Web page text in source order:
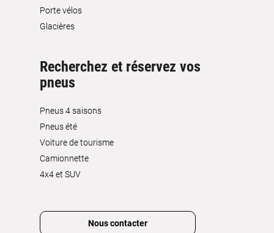
Porte vélos
Glacières
Recherchez et réservez vos
pneus
Pneus 4 saisons
Pneus été
Voiture de tourisme
Camionnette
4x4 et SUV
Nous contacter